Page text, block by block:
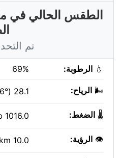
الطقس الحالي في
تم التحديث
💧 الرطوبة: 69%
🌬️ الرياح: 28.1 kph (206°)
🌡️ الضغط: 1016.0 mb
👁️ الرؤية: 10.0 km